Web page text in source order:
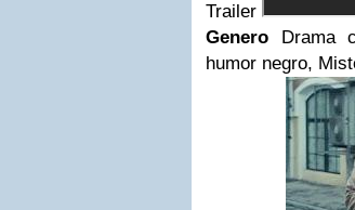
Trailer
Genero Drama
humor negro,